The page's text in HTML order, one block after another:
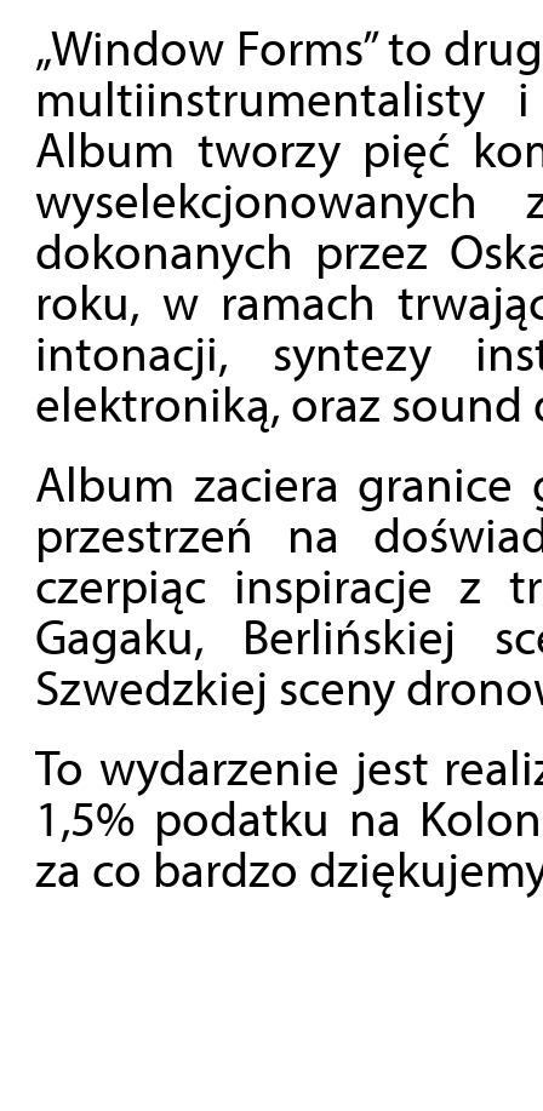
„Window Forms” to
multiinstrumentalisty
Album tworzy pięć
dokonanych przez
roku, w ramach
intonacji, syntezy
elektroniką, oraz sound
Album zaciera granice
przestrzeń na
czerpiąc inspiracje z
Gagaku, Berlińskiej
Szwedzkiej sceny
To wydarzenie jest
1,5% podatku na
za co bardzo